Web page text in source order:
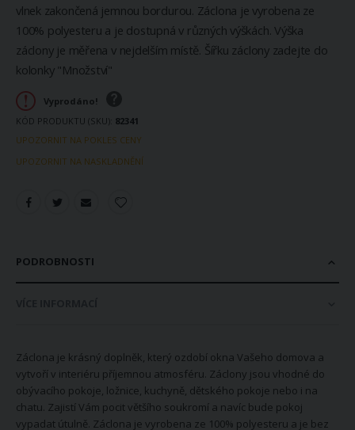
vlnek zakončená jemnou bordurou. Záclona je vyrobena ze
100% polyesteru a je dostupná v různých výškách. Výška
záclony je měřena v nejdelším místě. Šířku záclony zadejte do
kolonky "Množství"
Vyprodáno!
KÓD PRODUKTU (SKU) 82341
UPOZORNIT NA POKLES CENY
UPOZORNIT NA NASKLADNĚNÍ
PODROBNOSTI
Záclona je krásný doplněk, který ozdobí okna Vašeho domova a
vytvoří v interiéru příjemnou atmosféru. Záclony jsou vhodné do
obývacího pokoje, ložnice, kuchyně, dětského pokoje nebo i na
chatu. Zajistí Vám pocit většího soukromí a navíc bude pokoj
vypadat útulně. Záclona je vyrobena ze 100% polyesteru a je bez